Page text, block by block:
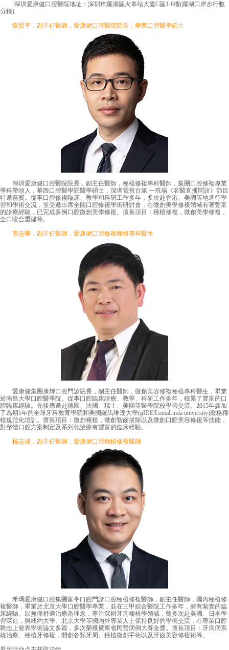
·深圳愛康健口腔醫院地址：深圳市羅湖區火車站大廈C區1-8樓(羅湖口岸步行數
分鐘)
鞏賢平，副主任醫師，愛康健口腔醫院院長，華西口腔醫學碩士
深圳愛康健口腔醫院院長，副主任醫師，種植修複專科醫師，集團口腔修複專業
學科帶頭人，華西口腔醫學院醫學碩士，深圳電視台第 一現場《名醫直播問診》節目
特邀嘉賓。從事口腔修複臨床、教學和科研工作多年，多次赴香港、美國等地進行學
習和學術交流，並受邀出席全國口腔修複學術研討會，在微創美學修複領域有著豐富
的診療經驗，已完成多例口腔微創美學修複。擅長項目：種植修複，微創美學修複，
全口咬合重建等。
熊志華，副主任醫師，愛康健口腔修複種植專科醫生
愛康健集團康輝口腔門診院長，副主任醫師，微創美容修複種植專科醫生，畢業
於南昌大學口腔醫學院。從事口腔臨床診療、教學、科研工作多年，積累了豐富的口
腔臨床經驗。先後應邀赴德國、法國、瑞士、美國等醫學院校學習交流。2015年參加
了為期1年的全球牙科教育學院和美國羅馬琳達大學(gIDE/LomaLinda university)嚴格種
植規范化培訓。擅長項目：微創種植，微創智齒拔除以及微創口腔美容修複等技能，
對整體口腔方案制定及系列化治療有豐富的臨床經驗。
楊志成，副主任醫師，愛康健口腔種植修複醫師
希瑪愛康健口腔集團富亨口腔門診口腔種植修複醫師，副主任醫師，國內種植修
複醫師，畢業於北京大學口腔醫學專業，並在三甲綜合醫院工作多年，擁有紮實的臨
床經驗。以無痛舒適治療為理念，專注深耕牙周種植學領域，曾多次赴美國、日本學
習深造，與紐約大學、北京大學等國內外專業人士保持良好的學術交流，在專業口腔
雜志上發表學術論文多篇，多次榮獲廣東省民營病例大賽金獎。擅長項目：牙周病系
統治療、種植牙修複，開創各類牙周、種植微創手術以及牙齒美容修複術等。